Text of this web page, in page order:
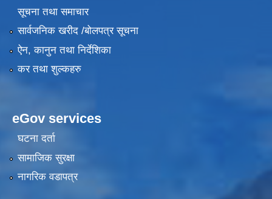
सूचना तथा समाचार
सार्वजनिक खरीद /बोलपत्र सूचना
ऐन, कानुन तथा निर्देशिका
कर तथा शुल्कहरु
eGov services
घटना दर्ता
सामाजिक सुरक्षा
नागरिक वडापत्र